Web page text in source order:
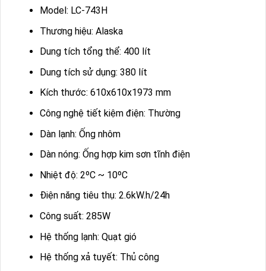
Model: LC-743H
Thương hiệu: Alaska
Dung tích tổng thể: 400 lít
Dung tích sử dụng: 380 lít
Kích thước: 610x610x1973 mm
Công nghệ tiết kiệm điện: Thường
Dàn lạnh: Ống nhôm
Dàn nóng: Ống hợp kim sơn tĩnh điện
Nhiệt độ: 2ºC ~ 10ºC
Điện năng tiêu thụ: 2.6kW.h/24h
Công suất: 285W
Hệ thống lạnh: Quạt gió
Hệ thống xả tuyết: Thủ công